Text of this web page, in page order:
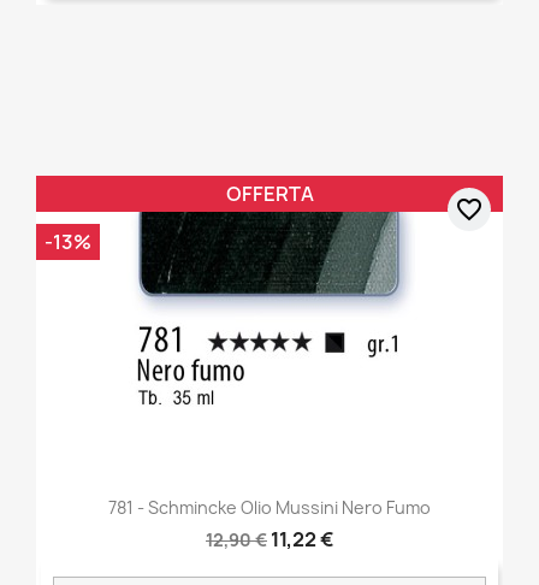
781 - Schmincke Olio Mussini Nero Fumo
12,90 € 11,22 €
OFFERTA
-13%
favorite_border